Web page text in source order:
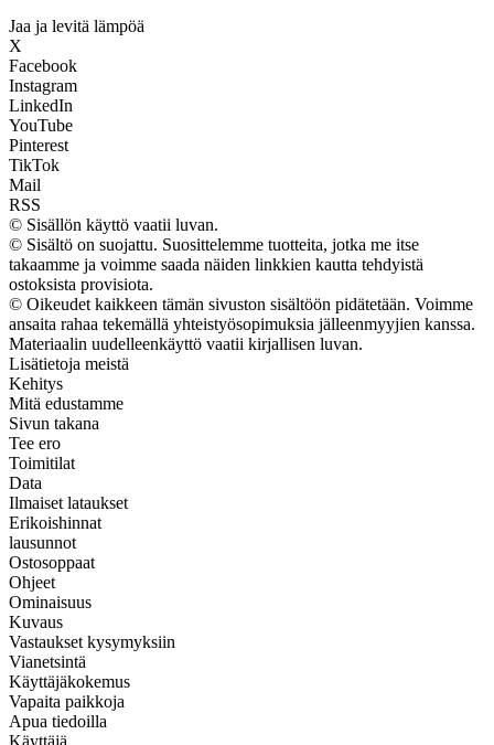
Jaa ja levitä lämpöä
X
Facebook
Instagram
LinkedIn
YouTube
Pinterest
TikTok
Mail
RSS
© Sisällön käyttö vaatii luvan.
© Sisältö on suojattu. Suosittelemme tuotteita, jotka me itse
takaamme ja voimme saada näiden linkkien kautta tehdyistä
ostoksista provisiota.
© Oikeudet kaikkeen tämän sivuston sisältöön pidätetään. Voimme
ansaita rahaa tekemällä yhteistyösopimuksia jälleenmyyjien kanssa.
Materiaalin uudelleenkäyttö vaatii kirjallisen luvan.
Lisätietoja meistä
Kehitys
Mitä edustamme
Sivun takana
Tee ero
Toimitilat
Data
Ilmaiset lataukset
Erikoishinnat
lausunnot
Ostosoppaat
Ohjeet
Ominaisuus
Kuvaus
Vastaukset kysymyksiin
Vianetsintä
Käyttäjäkokemus
Vapaita paikkoja
Apua tiedoilla